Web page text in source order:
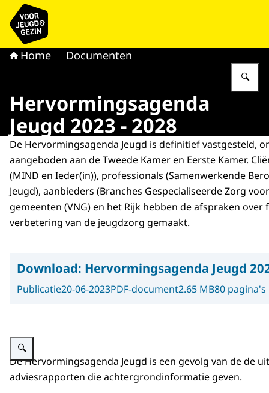
Naar de homepage van voor Jeugd & Gezin
Home Documenten
Hervormingsagenda
Jeugd 2023 - 2028
De Hervormingsagenda Jeugd is definitief vastgesteld,
aangeboden aan de Tweede Kamer en Eerste Kamer.
(MIND en Ieder(in)), professionals (Samenwerkende
Jeugd), aanbieders (Branches Gespecialiseerde Zorg
gemeenten (VNG) en het Rijk hebben de afspraken over
verbetering van de jeugdzorg gemaakt.
Download: Hervormingsagenda Jeugd
Publicatie20-06-2023PDF-document2.65 MB80 pagina's
Vergroot afbeelding Afbeelding van de cover van de hervomingsagenda
De Hervormingsagenda Jeugd is een gevolg van de de
adviesrapporten die achtergrondinformatie geven.